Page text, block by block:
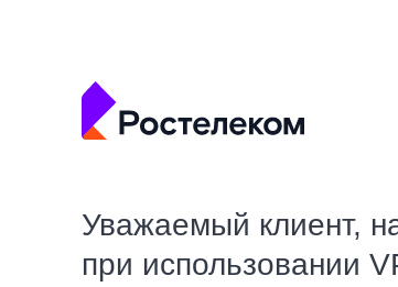
Уважаемый клиент,
при использовании